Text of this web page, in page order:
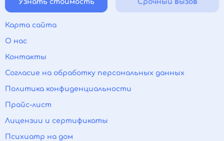
Узнать стоимость Срочный вызов
Карта сайта
О нас
Контакты
Согласие на обработку персональных данных
Политика конфиденциальности
Прайс-лист
Лицензии и сертификаты
Психиатр на дом